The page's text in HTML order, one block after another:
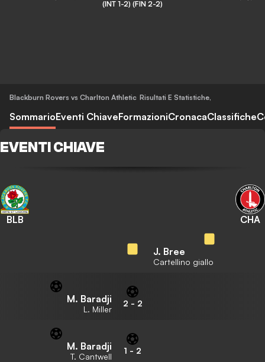
(INT 1-2) (FIN 2-2)
Blackburn Rovers vs Charlton Athletic Risultati E Statistiche,
SommarioEventi ChiaveFormazioniCronacaClassifiche
EVENTI CHIAVE
BLB CHA
J. Bree
Cartellino giallo
M. Baradji
L. Miller
2 - 2
M. Baradji
T. Cantwell
1 - 2